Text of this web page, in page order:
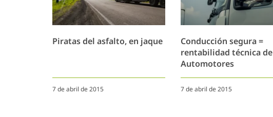
Piratas del asfalto, en jaque
7 de abril de 2015
Conducción segura =
rentabilidad técnica de
Automotores
7 de abril de 2015